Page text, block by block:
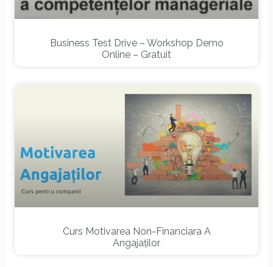
Business Test Drive – Workshop Demo
Online – Gratuit
Curs Motivarea Non-Financiara A
Angajaților